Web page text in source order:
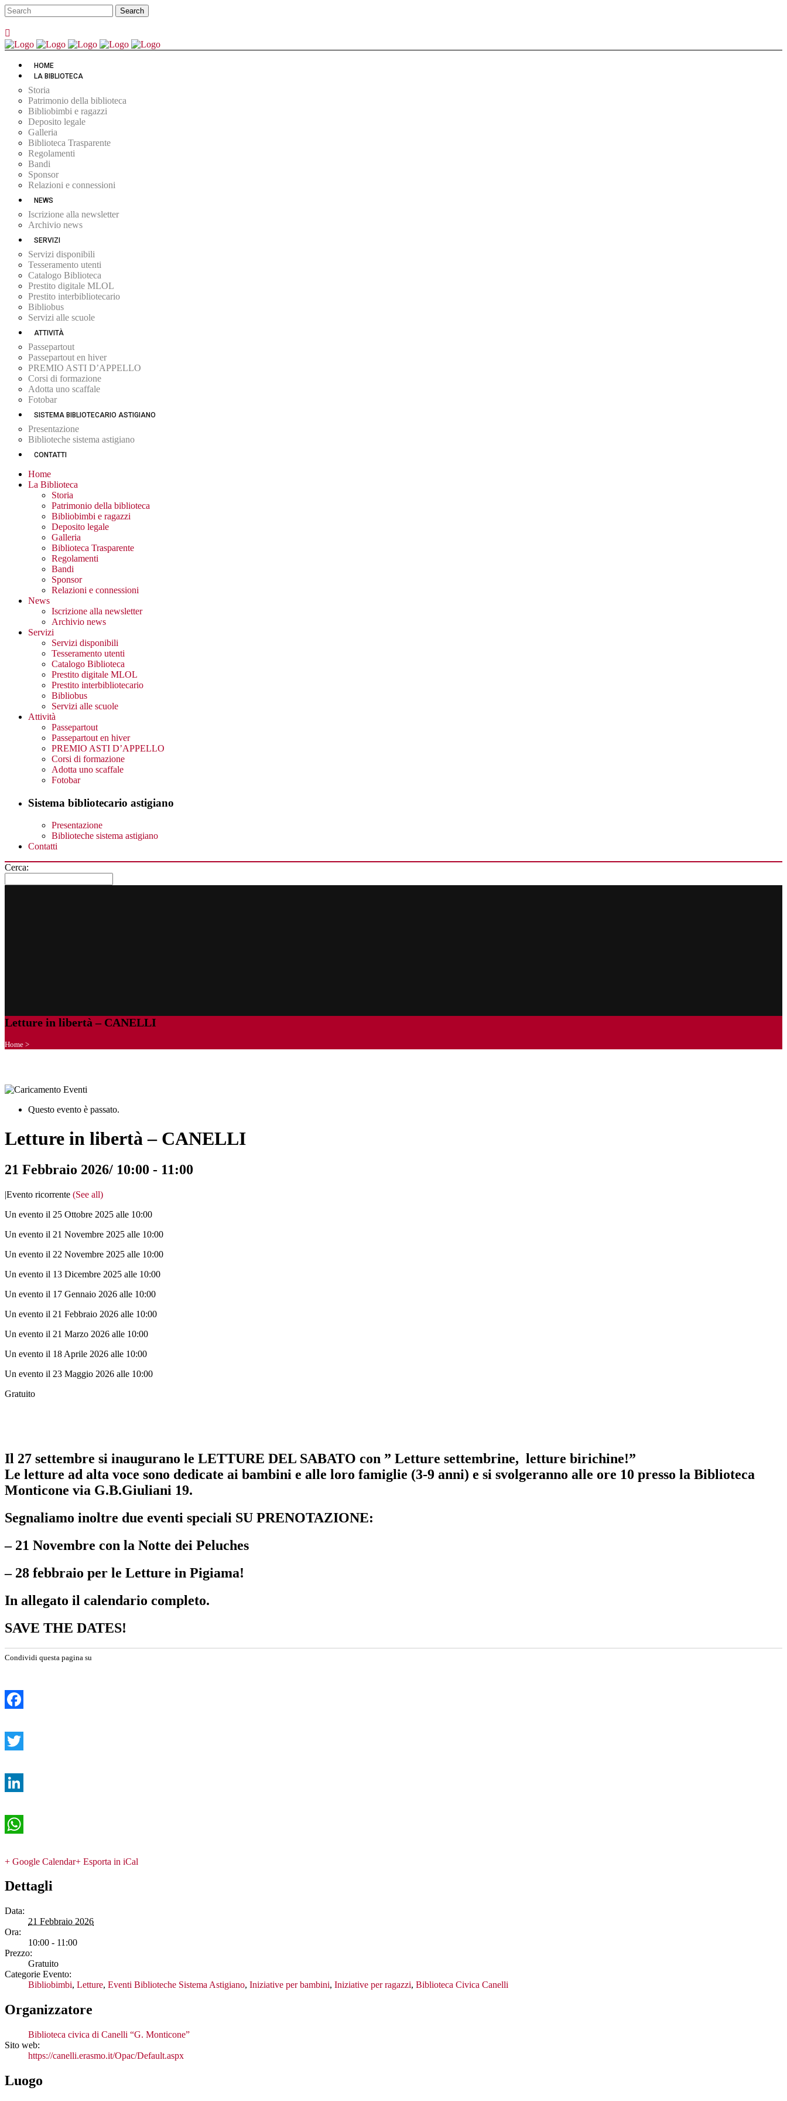
HOME
LA BIBLIOTECA
Storia
Patrimonio della biblioteca
Bibliobimbi e ragazzi
Deposito legale
Galleria
Biblioteca Trasparente
Regolamenti
Bandi
Sponsor
Relazioni e connessioni
NEWS
Iscrizione alla newsletter
Archivio news
SERVIZI
Servizi disponibili
Tesseramento utenti
Catalogo Biblioteca
Prestito digitale MLOL
Prestito interbibliotecario
Bibliobus
Servizi alle scuole
ATTIVITÀ
Passepartout
Passepartout en hiver
PREMIO ASTI D’APPELLO
Corsi di formazione
Adotta uno scaffale
Fotobar
SISTEMA BIBLIOTECARIO ASTIGIANO
Presentazione
Biblioteche sistema astigiano
CONTATTI
Home
La Biblioteca
Storia
Patrimonio della biblioteca
Bibliobimbi e ragazzi
Deposito legale
Galleria
Biblioteca Trasparente
Regolamenti
Bandi
Sponsor
Relazioni e connessioni
News
Iscrizione alla newsletter
Archivio news
Servizi
Servizi disponibili
Tesseramento utenti
Catalogo Biblioteca
Prestito digitale MLOL
Prestito interbibliotecario
Bibliobus
Servizi alle scuole
Attività
Passepartout
Passepartout en hiver
PREMIO ASTI D’APPELLO
Corsi di formazione
Adotta uno scaffale
Fotobar
Sistema bibliotecario astigiano
Presentazione
Biblioteche sistema astigiano
Contatti
Cerca:
Letture in libertà – CANELLI
Home >
Questo evento è passato.
Letture in libertà – CANELLI
21 Febbraio 2026/ 10:00 - 11:00
|Evento ricorrente (See all)
Un evento il 25 Ottobre 2025 alle 10:00
Un evento il 21 Novembre 2025 alle 10:00
Un evento il 22 Novembre 2025 alle 10:00
Un evento il 13 Dicembre 2025 alle 10:00
Un evento il 17 Gennaio 2026 alle 10:00
Un evento il 21 Febbraio 2026 alle 10:00
Un evento il 21 Marzo 2026 alle 10:00
Un evento il 18 Aprile 2026 alle 10:00
Un evento il 23 Maggio 2026 alle 10:00
Gratuito
Il 27 settembre si inaugurano le LETTURE DEL SABATO con ” Letture settembrine, letture birichine!”
Le letture ad alta voce sono dedicate ai bambini e alle loro famiglie (3-9 anni) e si svolgeranno alle ore 10 presso la Biblioteca
Monticone via G.B.Giuliani 19.
Segnaliamo inoltre due eventi speciali SU PRENOTAZIONE:
– 21 Novembre con la Notte dei Peluches
– 28 febbraio per le Letture in Pigiama!
In allegato il calendario completo.
SAVE THE DATES!
Condividi questa pagina su
+ Google Calendar+ Esporta in iCal
Dettagli
Data:
21 Febbraio 2026
Ora:
10:00 - 11:00
Prezzo:
Gratuito
Categorie Evento:
Bibliobimbi, Letture, Eventi Biblioteche Sistema Astigiano, Iniziative per bambini, Iniziative per ragazzi, Biblioteca Civica Canelli
Organizzatore
Biblioteca civica di Canelli “G. Monticone”
Sito web:
https://canelli.erasmo.it/Opac/Default.aspx
Luogo